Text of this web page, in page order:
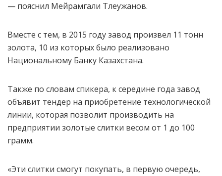
— пояснил Мейрамгали Тлеужанов.
Вместе с тем, в 2015 году завод произвел 11 тонн
золота, 10 из которых было реализовано
Национальному Банку Казахстана.
Также по словам спикера, к середине года завод
объявит тендер на приобретение технологической
линии, которая позволит производить на
предприятии золотые слитки весом от 1 до 100
грамм.
«Эти слитки смогут покупать, в первую очередь,